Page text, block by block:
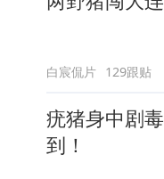
白宸侃片 129跟贴
疣猪身中剧
到！